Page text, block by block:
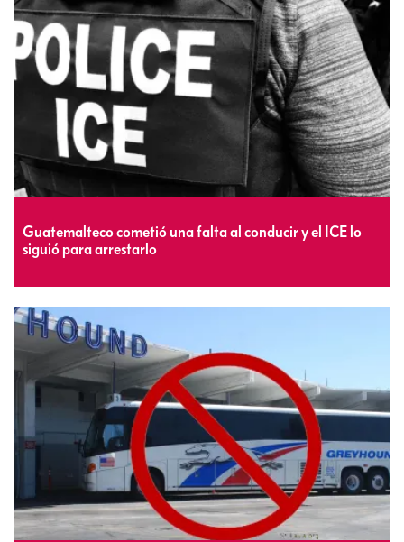
Guatemalteco cometió una falta al conducir y el ICE lo
siguió para arrestarlo